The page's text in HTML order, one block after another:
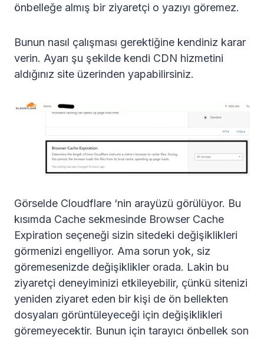
önbelleğe almış bir ziyaretçi o yazıyı göremez.
Bunun nasıl çalışması gerektiğine kendiniz karar
verin. Ayarı şu şekilde kendi CDN hizmetini
aldığınız site üzerinden yapabilirsiniz.
Görselde Cloudflare ‘nin arayüzü görülüyor. Bu
kısımda Cache sekmesinde Browser Cache
Expiration seçeneği sizin sitedeki değişiklikleri
görmenizi engelliyor. Ama sorun yok, siz
göremesenizde değişiklikler orada. Lakin bu
ziyaretçi deneyiminizi etkileyebilir, çünkü sitenizi
yeniden ziyaret eden bir kişi de ön bellekten
dosyaları görüntüleyeceği için değişiklikleri
göremeyecektir. Bunun için tarayıcı önbellek son